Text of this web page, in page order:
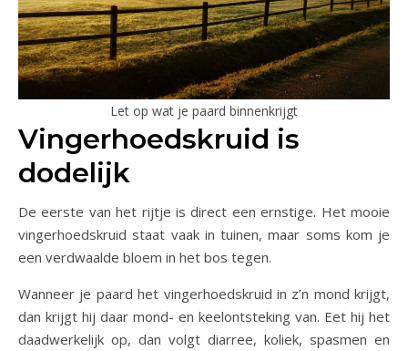
Let op wat je paard binnenkrijgt
Vingerhoedskruid is
dodelijk
De eerste van het rijtje is direct een ernstige. Het mooie
vingerhoedskruid staat vaak in tuinen, maar soms kom je
een verdwaalde bloem in het bos tegen.
Wanneer je paard het vingerhoedskruid in z’n mond krijgt,
dan krijgt hij daar mond- en keelontsteking van. Eet hij het
daadwerkelijk op, dan volgt diarree, koliek, spasmen en